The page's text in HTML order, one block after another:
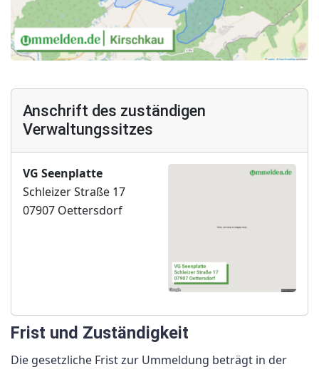
Anschrift des zuständigen
Verwaltungssitzes
VG Seenplatte
Schleizer Straße 17
07907 Oettersdorf
Frist und Zuständigkeit
Die gesetzliche Frist zur Ummeldung beträgt in der